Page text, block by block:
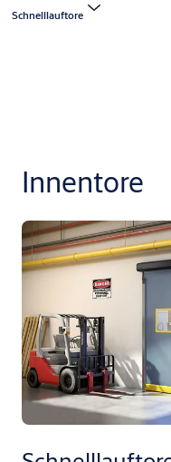
Schnelllauftore
Innentore